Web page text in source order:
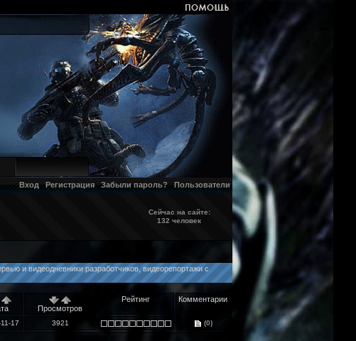
Вход Регистрация Забыли пароль? Пользователи
Сейчас на сайте:
132 человек
и видеодневники разработчиков, видеорепортажи с
Просмотров
Рейтинг Комментарии
17 3921 (0)